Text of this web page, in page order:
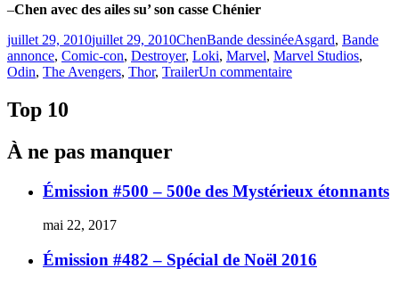
–Chen avec des ailes su’ son casse Chénier
Publié
le
juillet 29, 2010juillet 29, 2010ChenCatégories
Bande dessinéeÉtiquettes
Asgard, Bande
annonce, Comic-con, Destroyer, Loki, Marvel, Marvel Studios,
Odin, The Avengers, Thor, TrailerUn commentairesur
Top 10
À ne pas manquer
Émission #500 – 500e des Mystérieux étonnants
mai 22, 2017
Émission #482 – Spécial de Noël 2016